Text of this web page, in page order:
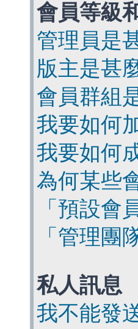
會員等級
管理員是
版主是甚
會員群組
我要如何
我要如何
為何某些
「預設會
「管理團
私人訊息
我不能發